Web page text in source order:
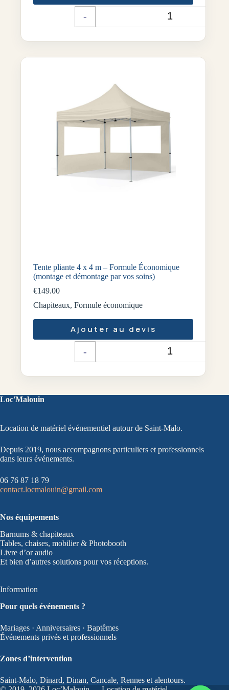
-
Tente pliante 4 x 4 m – Formule Économique
(montage et démontage par vos soins)
€149.00
Chapiteaux, Formule économique
-
Ajouter au devis
Loc'Malouin
Location de matériel événementiel autour de Saint-Malo.
Depuis 2019, nous accompagnons particuliers et professionnels
dans leurs événements.
06 76 87 18 79
contact.locmalouin@gmail.com
Nos équipements
Barnums & chapiteaux
Tables, chaises, mobilier & Photobooth
Livre d’or audio
Et bien d’autres solutions pour vos réceptions.
Information
Pour quels événements ?
Mariages · Anniversaires · Baptêmes
Événements privés et professionnels
Zones d’intervention
Saint-Malo, Dinard, Dinan, Cancale, Rennes et alentours.